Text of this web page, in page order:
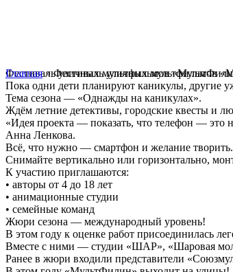
Главная» Фестиваль уличных мультфильмов
Фестиваль уличных мультфильмов
Пока одни дети планируют каникулы, другие
Тема сезона — «Однажды на каникулах».
Ждём летние детективы, городские квесты и
«Идея проекта — показать, что телефон — это
Анна Ленкова.
Всё, что нужно — смартфон и желание творить.
Снимайте вертикально или горизонтально,
К участию приглашаются:
• авторы от 4 до 18 лет
• анимационные студии
• семейные команд
Жюри сезона — международный уровень!
В этом году к оценке работ присоединилась
Вместе с ними — студии «ШАР», «Шаровая
Ранее в жюри входили представители